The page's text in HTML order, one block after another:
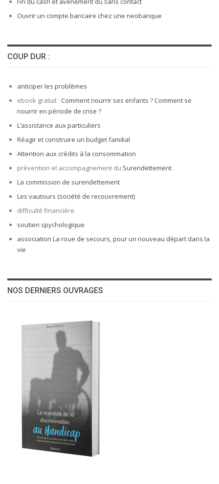
Ouvrir un compte bancaire chez une neobanque
COUP DUR :
anticiper les problèmes
ebook gratuit : Comment nourrir ses enfants ? Comment se
nourrir en période de crise ?
L’assistance aux particuliers
Réagir et construire un budget familial
Attention aux crédits à la consommation
prévention et accompagnement du Surendettement
La commission de surendettement
Les vautours (société de recouvrement)
difficulté financière
soutien spychologique
association La roue de secours, pour un nouveau départ dans la
vie
NOS DERNIERS OUVRAGES